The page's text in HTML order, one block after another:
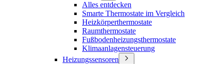
Alles entdecken
Smarte Thermostate im Vergleich
Heizkörperthermostate
Raumthermostate
Fußbodenheizungsthermostate
Klimaanlagensteuerung
Heizungssensoren